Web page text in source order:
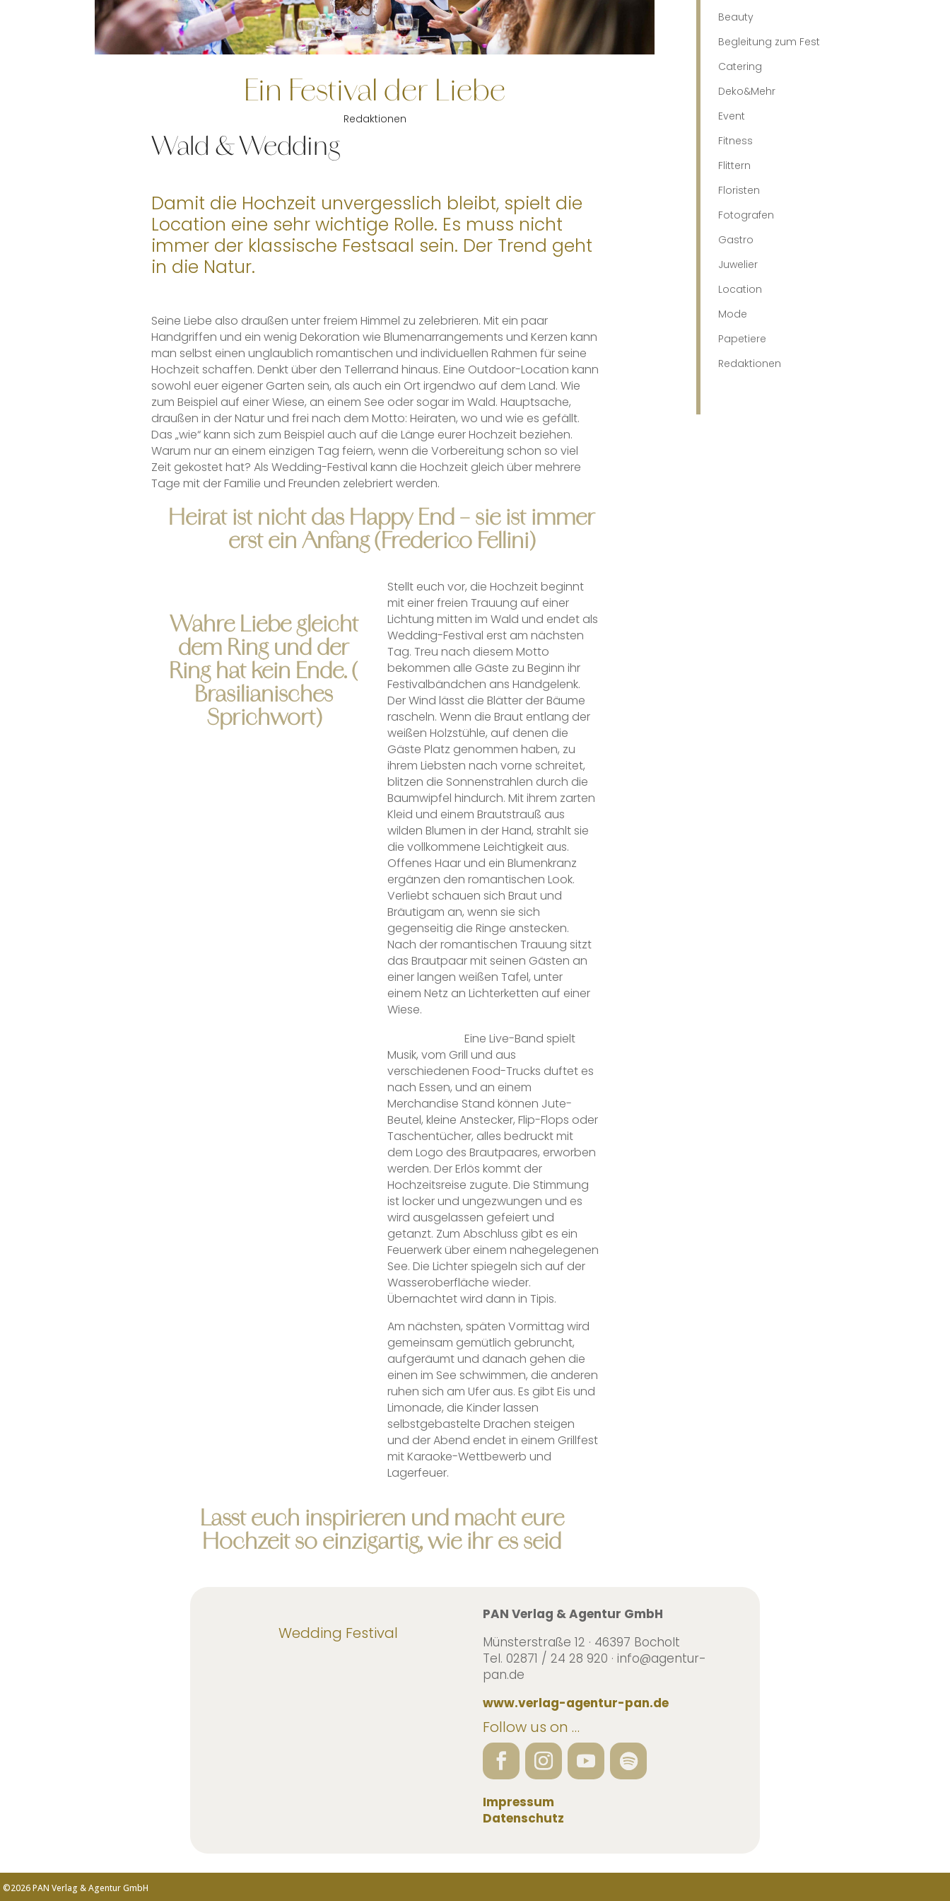
Ein Festival der Liebe
Redaktionen
Wald & Wedding
Damit die Hochzeit unvergesslich bleibt, spielt die
Location eine sehr wichtige Rolle. Es muss nicht
immer der klassische Festsaal sein. Der Trend geht
in die Natur.
Seine Liebe also draußen unter freiem Himmel zu zelebrieren. Mit ein paar
Handgriffen und ein wenig Dekoration wie Blumenarrangements und Kerzen kann
man selbst einen unglaublich romantischen und individuellen Rahmen für seine
Hochzeit schaffen. Denkt über den Tellerrand hinaus. Eine Outdoor-Location kann
sowohl euer eigener Garten sein, als auch ein Ort irgendwo auf dem Land. Wie
zum Beispiel auf einer Wiese, an einem See oder sogar im Wald. Hauptsache,
draußen in der Natur und frei nach dem Motto: Heiraten, wo und wie es gefällt.
Das „wie“ kann sich zum Beispiel auch auf die Länge eurer Hochzeit beziehen.
Warum nur an einem einzigen Tag feiern, wenn die Vorbereitung schon so viel
Zeit gekostet hat? Als Wedding-Festival kann die Hochzeit gleich über mehrere
Tage mit der Familie und Freunden zelebriert werden.
Heirat ist nicht das Happy End – sie ist immer
erst ein Anfang (Frederico Fellini)
Wahre Liebe gleicht
dem Ring und der
Ring hat kein Ende. (
Brasilianisches
Sprichwort)
Stellt euch vor, die Hochzeit beginnt
mit einer freien Trauung auf einer
Lichtung mitten im Wald und endet als
Wedding-Festival erst am nächsten
Tag. Treu nach diesem Motto
bekommen alle Gäste zu Beginn ihr
Festivalbändchen ans Handgelenk.
Der Wind lässt die Blätter der Bäume
rascheln. Wenn die Braut entlang der
weißen Holzstühle, auf denen die
Gäste Platz genommen haben, zu
ihrem Liebsten nach vorne schreitet,
blitzen die Sonnenstrahlen durch die
Baumwipfel hindurch. Mit ihrem zarten
Kleid und einem Brautstrauß aus
wilden Blumen in der Hand, strahlt sie
die vollkommene Leichtigkeit aus.
Offenes Haar und ein Blumenkranz
ergänzen den romantischen Look.
Verliebt schauen sich Braut und
Bräutigam an, wenn sie sich
gegenseitig die Ringe anstecken.
Nach der romantischen Trauung sitzt
das Brautpaar mit seinen Gästen an
einer langen weißen Tafel, unter
einem Netz an Lichterketten auf einer
Wiese.
Eine Live-Band spielt
Musik, vom Grill und aus
verschiedenen Food-Trucks duftet es
nach Essen, und an einem
Merchandise Stand können Jute-
Beutel, kleine Anstecker, Flip-Flops oder
Taschentücher, alles bedruckt mit
dem Logo des Brautpaares, erworben
werden. Der Erlös kommt der
Hochzeitsreise zugute. Die Stimmung
ist locker und ungezwungen und es
wird ausgelassen gefeiert und
getanzt. Zum Abschluss gibt es ein
Feuerwerk über einem nahegelegenen
See. Die Lichter spiegeln sich auf der
Wasseroberfläche wieder.
Übernachtet wird dann in Tipis.
Am nächsten, späten Vormittag wird
gemeinsam gemütlich gebruncht,
aufgeräumt und danach gehen die
einen im See schwimmen, die anderen
ruhen sich am Ufer aus. Es gibt Eis und
Limonade, die Kinder lassen
selbstgebastelte Drachen steigen
und der Abend endet in einem Grillfest
mit Karaoke-Wettbewerb und
Lagerfeuer.
Lasst euch inspirieren und macht eure
Hochzeit so einzigartig, wie ihr es seid
Beauty
Begleitung zum Fest
Catering
Deko&Mehr
Event
Fitness
Flittern
Floristen
Fotografen
Gastro
Juwelier
Location
Mode
Papetiere
Redaktionen
Wedding Festival
PAN Verlag & Agentur GmbH
Münsterstraße 12 · 46397 Bocholt
Tel. 02871 / 24 28 920 · info@agentur-
pan.de
www.verlag-agentur-pan.de
Follow us on …
Impressum
Datenschutz
©2026 PAN Verlag & Agentur GmbH